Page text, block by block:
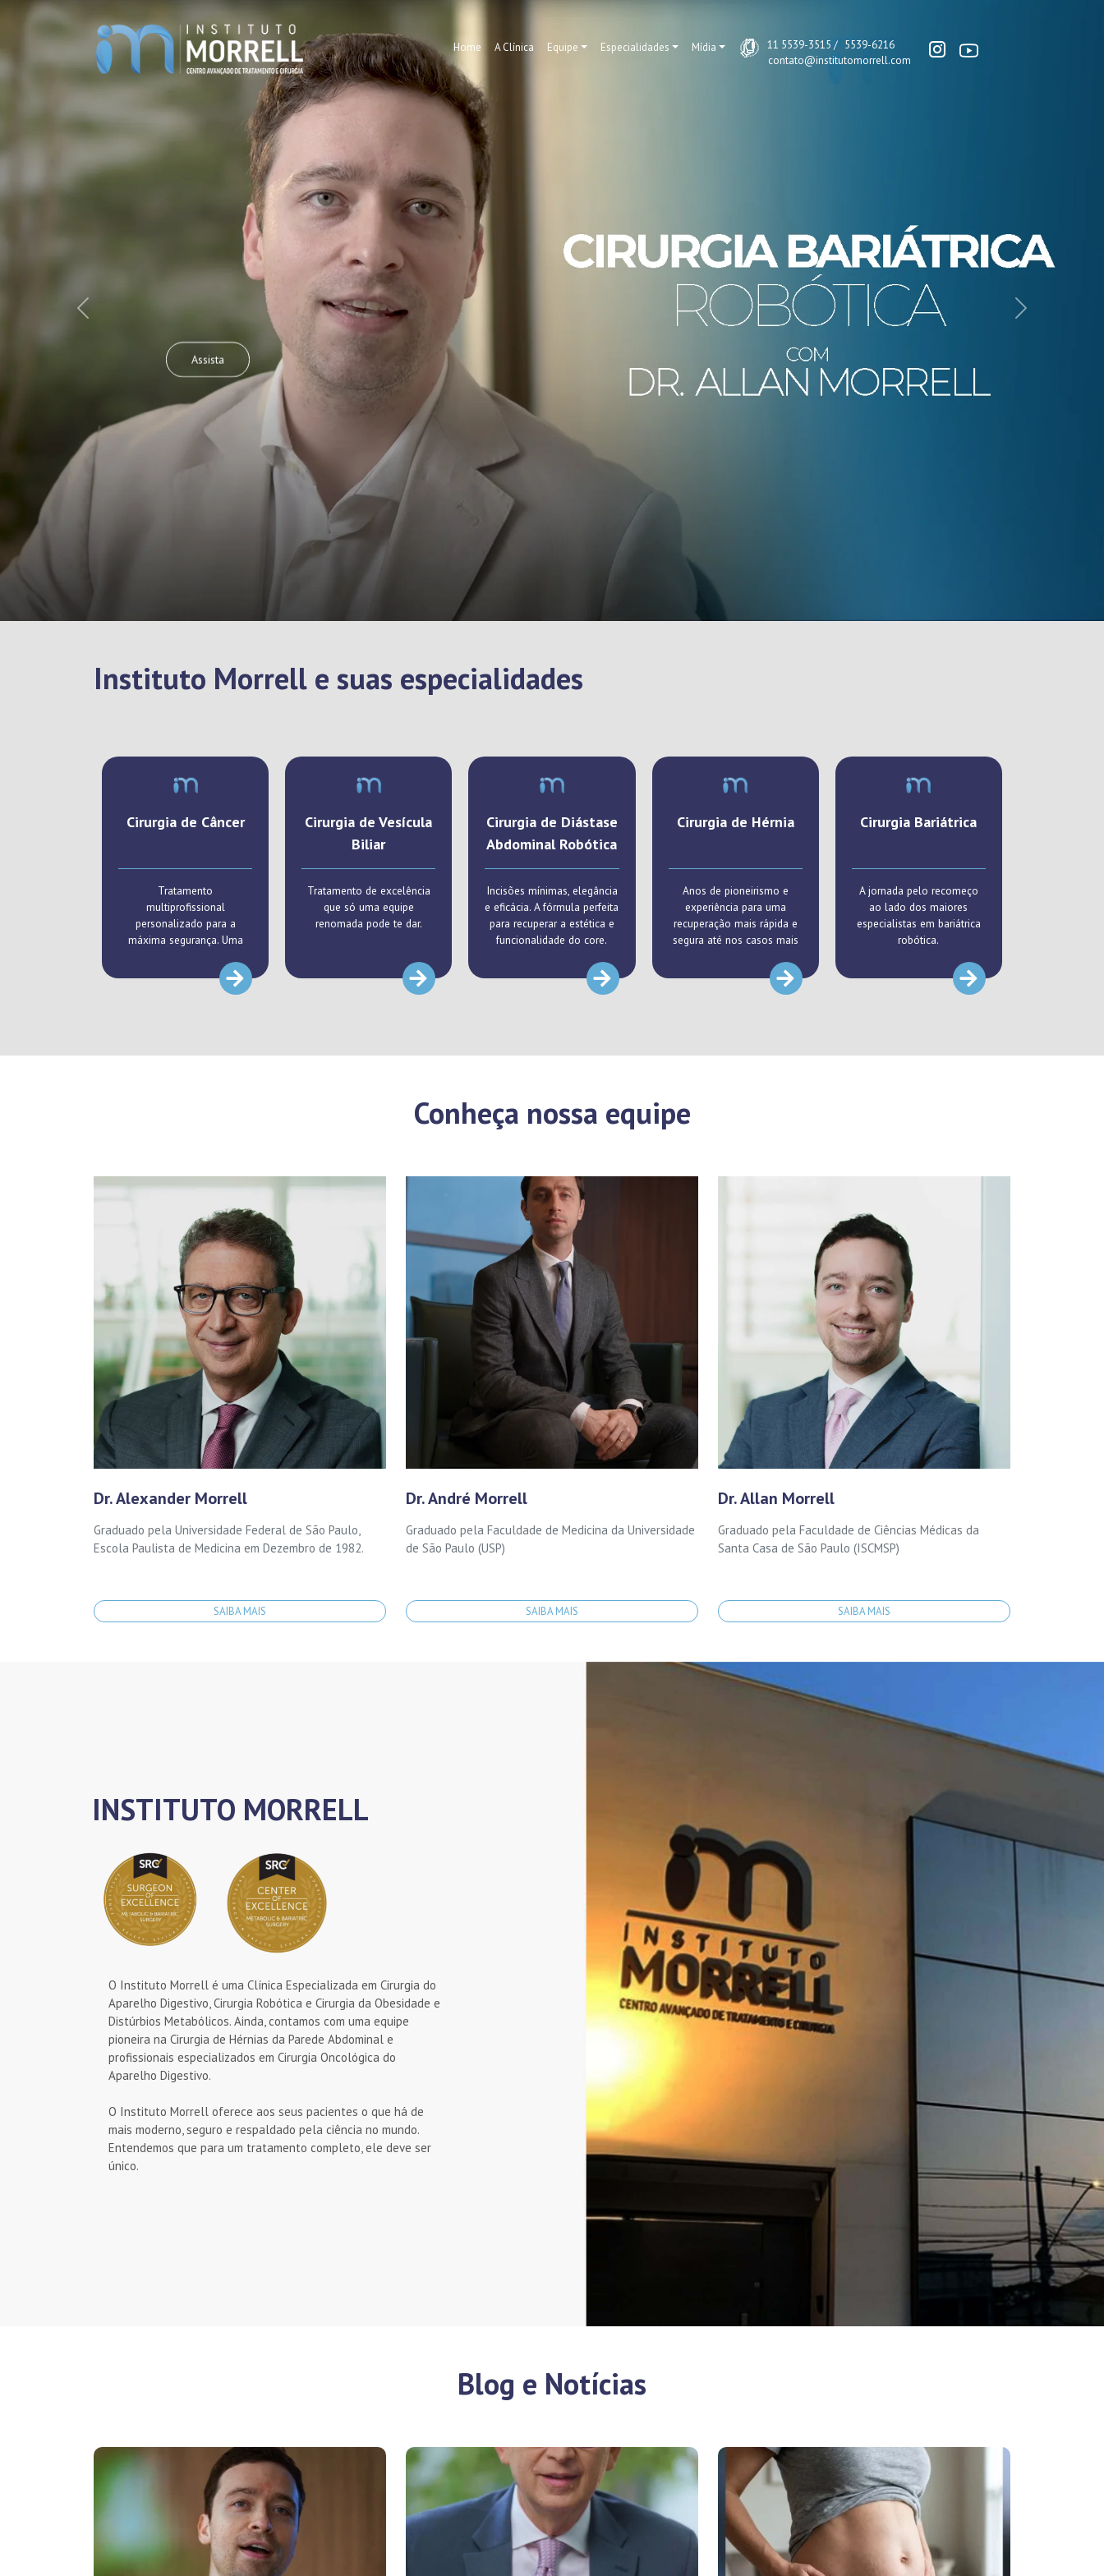
Home A Clínica Equipe Especialidades Mídia 11 5539-3515 / 5539-6216
contato@institutomorrell.com
Assista
Instituto Morrell e suas especialidades
Cirurgia de Câncer
Tratamento
multiprofissional
personalizado para a
máxima segurança. Uma
Cirurgia de Vesícula
Biliar
Tratamento de excelência
que só uma equipe
renomada pode te dar.
Cirurgia de Diástase
Abdominal Robótica
Incisões mínimas, elegância
e eficácia. A fórmula perfeita
para recuperar a estética e
funcionalidade do core.
Cirurgia de Hérnia
Anos de pioneirismo e
experiência para uma
recuperação mais rápida e
segura até nos casos mais
Cirurgia Bariátrica
A jornada pelo recomeço
ao lado dos maiores
especialistas em bariátrica
robótica.
Conheça nossa equipe
Dr. Alexander Morrell
Graduado pela Universidade Federal de São Paulo,
Escola Paulista de Medicina em Dezembro de 1982.
SAIBA MAIS
Dr. André Morrell
Graduado pela Faculdade de Medicina da Universidade
de São Paulo (USP)
SAIBA MAIS
Dr. Allan Morrell
Graduado pela Faculdade de Ciências Médicas da
Santa Casa de São Paulo (ISCMSP)
SAIBA MAIS
INSTITUTO MORRELL
O Instituto Morrell é uma Clínica Especializada em Cirurgia do
Aparelho Digestivo, Cirurgia Robótica e Cirurgia da Obesidade e
Distúrbios Metabólicos. Ainda, contamos com uma equipe
pioneira na Cirurgia de Hérnias da Parede Abdominal e
profissionais especializados em Cirurgia Oncológica do
Aparelho Digestivo.
O Instituto Morrell oferece aos seus pacientes o que há de
mais moderno, seguro e respaldado pela ciência no mundo.
Entendemos que para um tratamento completo, ele deve ser
único.
Blog e Notícias